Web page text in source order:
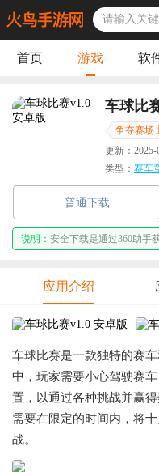
首页 游戏 软
车球比
争夺赛场
更新： 2025-
类型： 赛车
普通下载
说明： 安全下载是通过360助手
应用介绍
车球比赛是一款独特的赛
中，玩家需要小心驾驶赛
置，以通过各种挑战并赢
需要在限定的时间内，将
战。